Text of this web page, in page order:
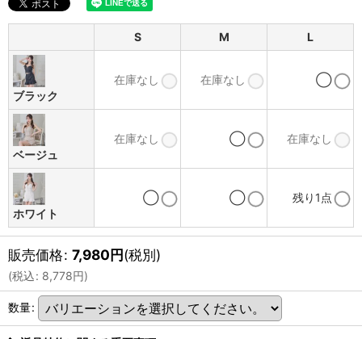
S M L
ブラック
在庫なし 在庫なし ◯
ベージュ
在庫なし ◯ 在庫なし
ホワイト
◯ ◯ 残り1点
販売価格: 7,980円(税別)
(税込: 8,778円)
数量: